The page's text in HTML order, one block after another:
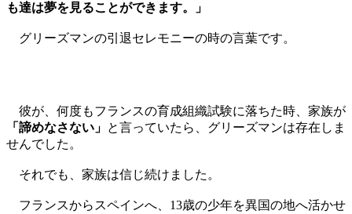
も達は夢を見ることができます。」
グリーズマンの引退セレモニーの時の言葉です。
彼が、何度もフランスの育成組織試験に落ちた時、家族が
「諦めなさない」 と言っていたら、グリーズマンは存在しま
せんでした。
それでも、家族は信じ続けました。
フランスからスペインへ、13歳の少年を異国の地へ活かせ